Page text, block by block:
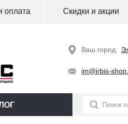
оплата Скидки и акции
Ваш город:
im@irbis-